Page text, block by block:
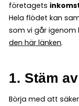
företagets
Hela flödet kan
som vi går
den här länken.
1. Stäm
Börja med att